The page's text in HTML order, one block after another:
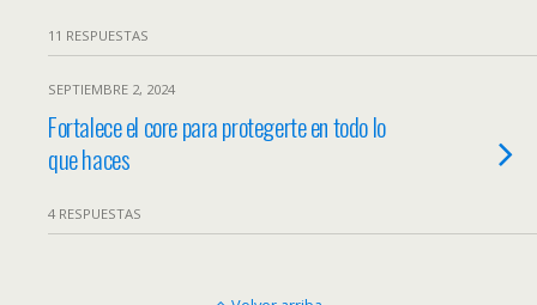
11 RESPUESTAS
SEPTIEMBRE 2, 2024
Fortalece el core para protegerte en todo lo
que haces
4 RESPUESTAS